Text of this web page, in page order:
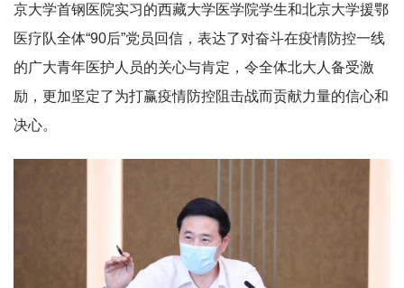
京大学首钢医院实习的西藏大学医学院学生和北京大学援鄂
医疗队全体“90后”党员回信，表达了对奋斗在疫情防控一线
的广大青年医护人员的关心与肯定，令全体北大人备受激
励，更加坚定了为打赢疫情防控阻击战而贡献力量的信心和
决心。